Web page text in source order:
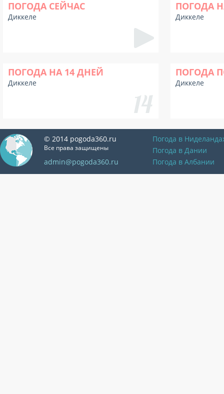
ПОГОДА СЕЙЧАС
Диккеле
ПОГОДА
Диккеле
ПОГОДА НА 14 ДНЕЙ
Диккеле
ПОГОДА
Диккеле
© 2014 pogoda360.ru
Все права защищены
admin@pogoda360.ru
Погода в
Погода в Дании
Погода в Албании